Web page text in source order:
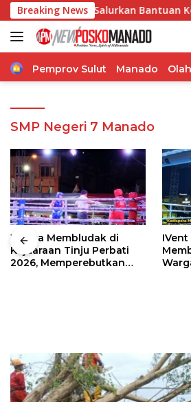
Langsung
ke
konten
Breaking News
Liputo Salurkan Bantuan
Home
Pemprov Sulut Manado
SMP Negeri 7 Manado
Warga Membludak di
Kejuaraan Tinju Perbati
2026, Memperebutkan